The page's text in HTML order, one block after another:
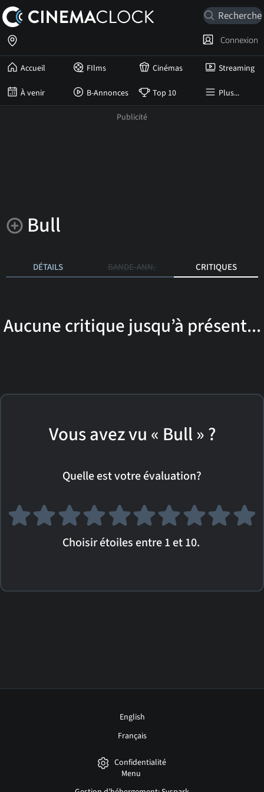
Accueil FIlms Cinémas Streaming
À venir B-Annonces Top 10 Plus...
Connexion
Bull
DÉTAILS BANDE-ANN. CRITIQUES
Aucune critique jusqu’à présent...
Vous avez vu « Bull » ?
Quelle est votre évaluation?
Choisir étoiles entre 1 et 10.
English
Français
Confidentialité
Menu